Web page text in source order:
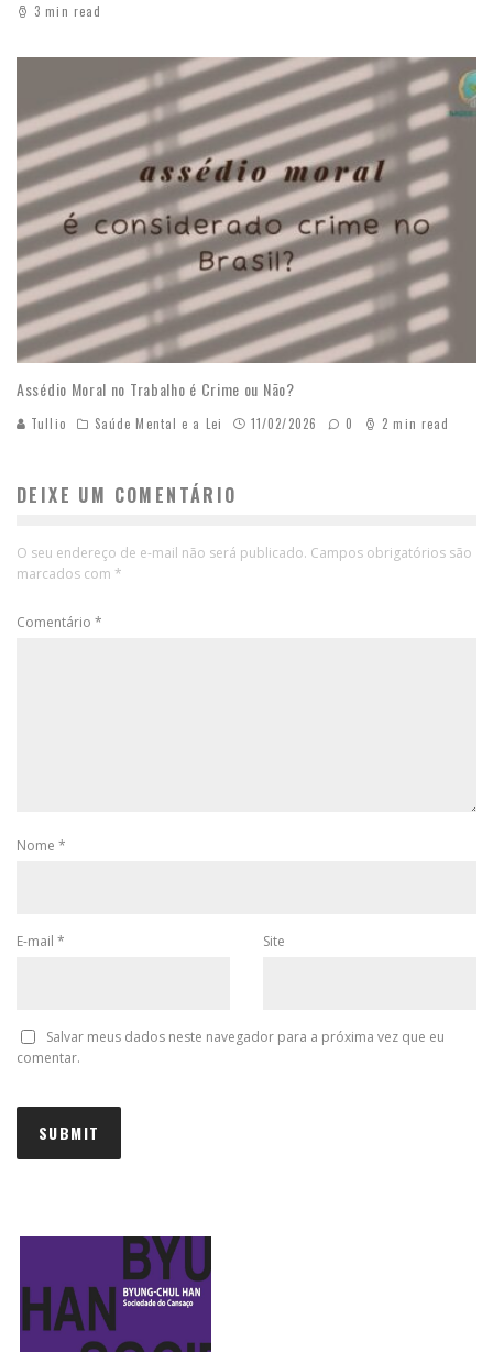
3 min read
Assédio Moral no Trabalho é Crime ou Não?
Tullio Saúde Mental e a Lei 11/02/2026 0 2 min read
DEIXE UM COMENTÁRIO
O seu endereço de e-mail não será publicado. Campos obrigatórios são
marcados com *
Comentário *
Nome *
E-mail * Site
Salvar meus dados neste navegador para a próxima vez que eu
comentar.